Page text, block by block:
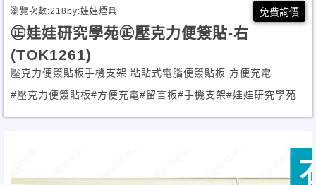
瀏覽次數:218 by:娃娃煙具 免費詢價
㊣娃娃研究學苑㊣壓克力便簽貼-右
(TOK1261)
壓克力便簽貼板手機支架 粘貼式電腦便簽貼板 方便充電
#壓克力便簽貼板#方便充電#留言板#手機支架#娃娃研究學苑